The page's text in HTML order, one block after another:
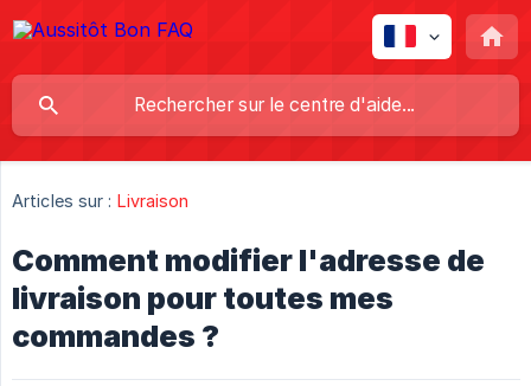
Articles sur : Livraison
Comment modifier l'adresse de
livraison pour toutes mes
commandes ?